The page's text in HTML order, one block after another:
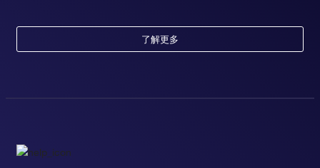
了解更多